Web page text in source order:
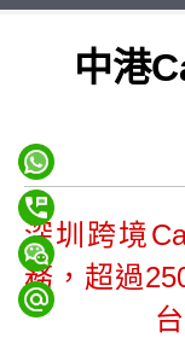
中港
深圳跨境
務，超過